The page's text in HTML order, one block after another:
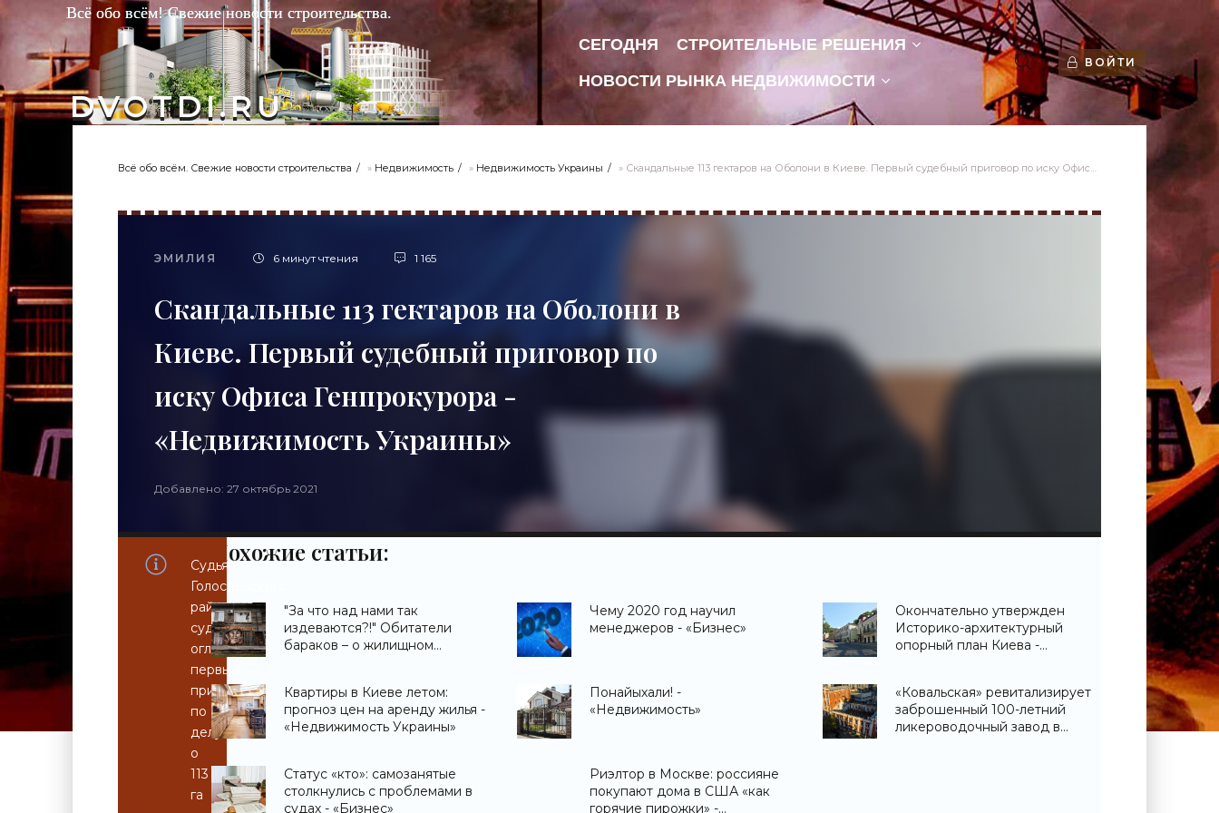
DVOTDI.RU
Всё обо всём! Свежие новости строительства.
СЕГОДНЯ
СТРОИТЕЛЬНЫЕ РЕШЕНИЯ
НОВОСТИ РЫНКА НЕДВИЖИМОСТИ
ВОЙТИ
Всё обо всём. Свежие новости строительства » Недвижимость » Недвижимость Украины » Скандальные 113 гектаров на Оболони в Киеве. Первый судебный приговор по иску Офиса Генпрокурора - «Недвижимость Украины»
ЭМИЛИЯ 6 минут чтения 1 165
Скандальные 113 гектаров на Оболони в
Киеве. Первый судебный приговор по
иску Офиса Генпрокурора -
«Недвижимость Украины»
Добавлено: 27 октябрь 2021
Судья
Голосеевского
районного
суда
оглашает
первый
приговор
по
делу
о
113
га
Похожие статьи:
"За что над нами так
издеваются?!" Обитатели
бараков – о жилищном
Чему 2020 год научил
менеджеров - «Бизнес»
Окончательно утвержден
Историко-архитектурный
опорный план Киева -
Квартиры в Киеве летом:
прогноз цен на аренду жилья -
«Недвижимость Украины»
Понайыхали! -
«Недвижимость»
«Ковальская» ревитализирует
заброшенный 100-летний
ликероводочный завод в
Статус «кто»: самозанятые
столкнулись с проблемами в
судах - «Бизнес»
Риэлтор в Москве: россияне
покупают дома в США «как
горячие пирожки» -